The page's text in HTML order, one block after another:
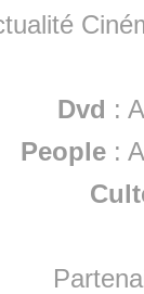
Dvd :
People :